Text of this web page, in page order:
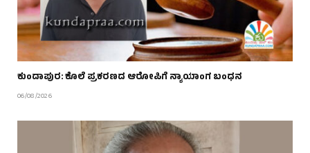
ಕುಂದಾಪುರ: ಕೊಲೆ ಪ್ರಕರಣದ ಆರೋಪಿಗೆ ನ್ಯಾಯಾಂಗ ಬಂಧನ
06/08/2026